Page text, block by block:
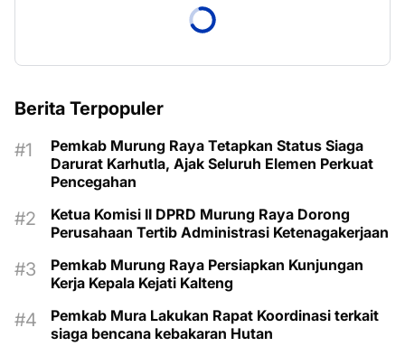
Berita Terpopuler
Pemkab Murung Raya Tetapkan Status Siaga
Darurat Karhutla, Ajak Seluruh Elemen Perkuat
Pencegahan
Ketua Komisi II DPRD Murung Raya Dorong
Perusahaan Tertib Administrasi Ketenagakerjaan
Pemkab Murung Raya Persiapkan Kunjungan
Kerja Kepala Kejati Kalteng
Pemkab Mura Lakukan Rapat Koordinasi terkait
siaga bencana kebakaran Hutan